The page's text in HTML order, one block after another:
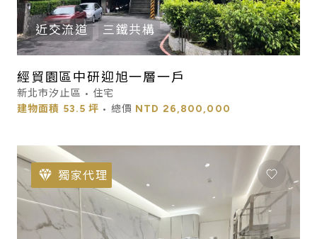
近交流道 三鐵共構
經貿園區中研迎旭一層一戶
新北市汐止區 • 住宅
建物面積 53.5 坪 • 總價 NTD 26,800,000
獨家代理